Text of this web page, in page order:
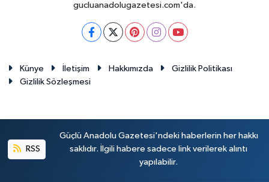
gucluanadolugazetesi.com'da.
Künye İletişim Hakkımızda
Gizlilik Politikası
Gizlilik Sözleşmesi
RSS
Güçlü Anadolu Gazetesi'ndeki haberlerin her hakkı
saklıdır. İlgili habere sadece link verilerek alıntı
yapılabilir.